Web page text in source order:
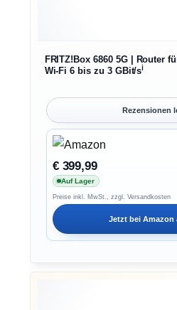
FRITZ!Box 6860 5G | Router
Wi-Fi 6 bis zu 3 GBit/sℹ︎
Rezensionen
€ 399,99
Auf Lager
Preise inkl. MwSt., zzgl. Versandkosten
Jetzt bei Amazon